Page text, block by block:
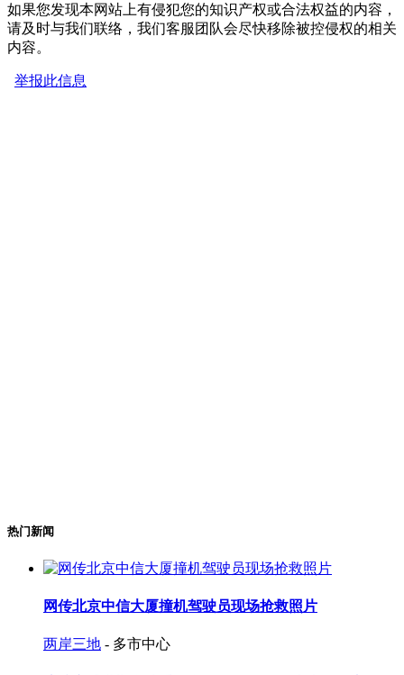
如果您发现本网站上有侵犯您的知识产权或合法权益的内容，
请及时与我们联络，我们客服团队会尽快移除被控侵权的相关
内容。
举报此信息
热门新闻
网传北京中信大厦撞机驾驶员现场抢救照片
两岸三地 - 多市中心